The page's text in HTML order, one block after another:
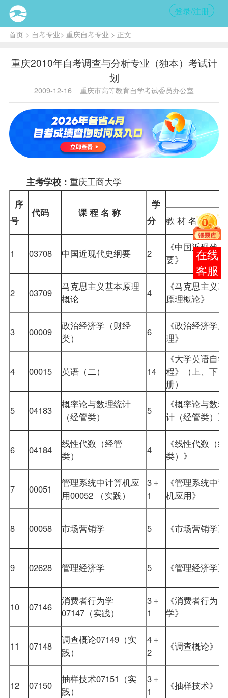
登录/注册
首页> 自考专业> 重庆自考专业 > 正文
重庆2010年自考调查与分析专业（独本）考试计
划
2009-12-16 重庆市高等教育自学考试委员办公室
主考学校： 重庆工商大学
序
号
代码 课 程 名 称
学
分
教 材 名 称
1 03708 中国近现代史纲要 2
《中国近现代
要》
2 03709
马克思主义基本原理
概论
4
《马克思主义
原理概论》
3 00009
政治经济学（财经
类）
6
《政治经济学原
理》
4 00015 英语（二） 14
《大学英语自
程》（上、下
册）
5 04183
概率论与数理统计
（经管类）
5
《概率论与数
计（经管类）
6 04184
线性代数（经管
类）
4
《线性代数（
类）》
7 00051
管理系统中计算机应
用00052 （实践）
3＋
1
《管理系统中
机应用》
8 00058 市场营销学 5 《市场营销
9 02628 管理经济学 5 《管理经济
10 07146
消费者行为学
07147（实践）
3＋
1
《消费者行为
学》
11 07148
调查概论07149（实
践）
4＋
2
《调查概论》
12 07150
抽样技术07151（实
践）
3＋
1
《抽样技术》
报考
咨询